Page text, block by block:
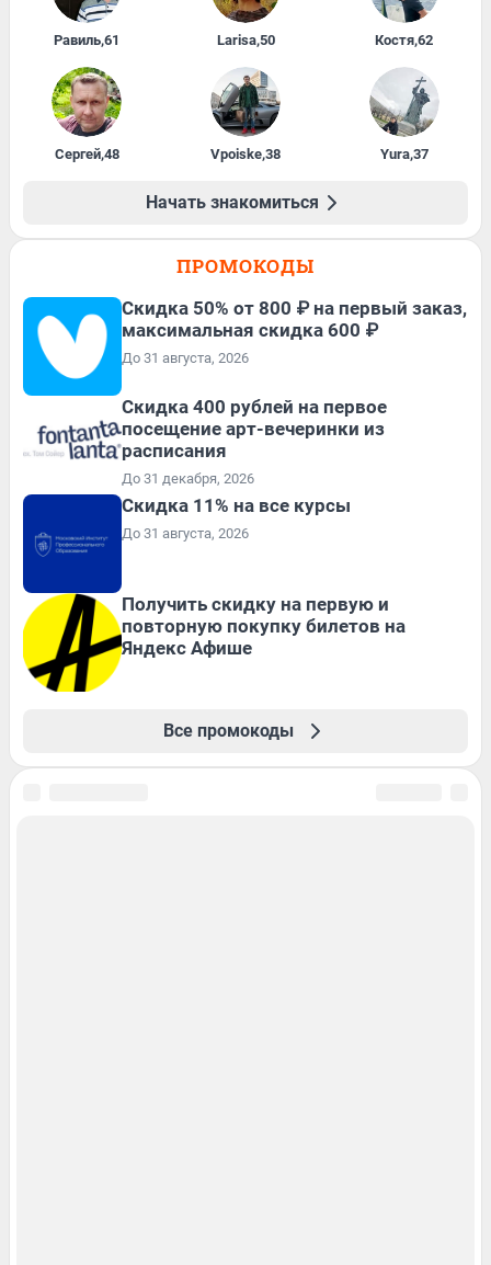
Равиль,61 Larisa,50 Костя,62
Сергей,48 Vpoiske,38 Yura,37
Начать знакомиться
ПРОМОКОДЫ
Скидка 50% от 800 ₽ на первый заказ,
максимальная скидка 600 ₽
До 31 августа, 2026
Cкидка 400 рублей на первое
посещение арт-вечеринки из
расписания
До 31 декабря, 2026
Скидка 11% на все курсы
До 31 августа, 2026
Получить скидку на первую и
повторную покупку билетов на
Яндекс Афише
Все промокоды